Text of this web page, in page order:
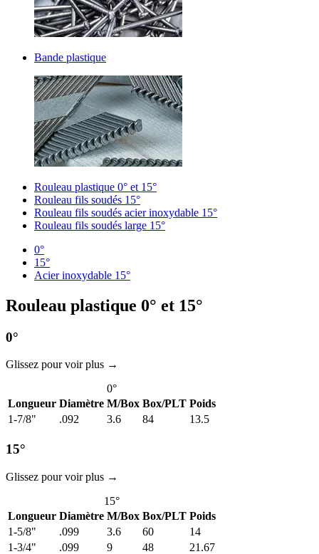
Bande plastique
Rouleau plastique 0° et 15°
Rouleau fils soudés 15°
Rouleau fils soudés acier inoxydable 15°
Rouleau fils soudés large 15°
0°
15°
Acier inoxydable 15°
Rouleau plastique 0° et 15°
0°
Glissez pour voir plus →
0°
Longueur Diamètre M/Box Box/PLT Poids
1-7/8"
.092 3.6 84 13.5
15°
Glissez pour voir plus →
15°
Longueur Diamètre M/Box Box/PLT Poids
1-5/8"
.099 3.6 60
14
1-3/4"
.099 9 48
21.67